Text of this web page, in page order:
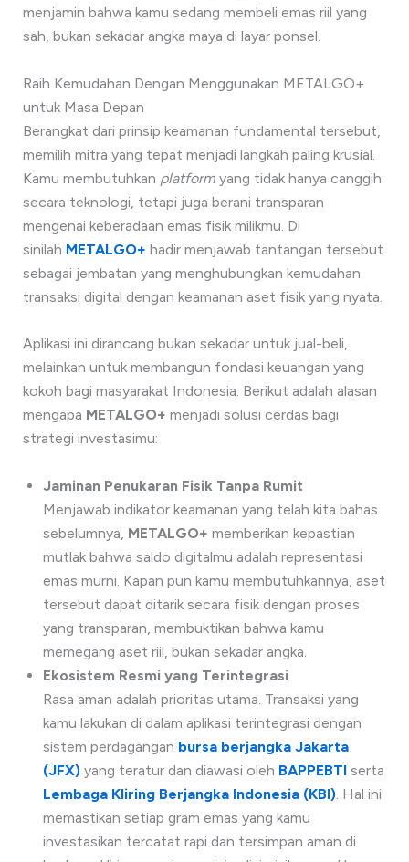
menjamin bahwa kamu sedang membeli emas riil yang
sah, bukan sekadar angka maya di layar ponsel.
Raih Kemudahan Dengan Menggunakan METALGO+
untuk Masa Depan
Berangkat dari prinsip keamanan fundamental tersebut,
memilih mitra yang tepat menjadi langkah paling krusial.
Kamu membutuhkan platformyang tidak hanya canggih
secara teknologi, tetapi juga berani transparan
mengenai keberadaan emas fisik milikmu. Di
sinilah METALGO+ hadir menjawab tantangan tersebut
sebagai jembatan yang menghubungkan kemudahan
transaksi digital dengan keamanan aset fisik yang nyata.
Aplikasi ini dirancang bukan sekadar untuk jual-beli,
melainkan untuk membangun fondasi keuangan yang
kokoh bagi masyarakat Indonesia. Berikut adalah alasan
mengapa METALGO+ menjadi solusi cerdas bagi
strategi investasimu:
Jaminan Penukaran Fisik Tanpa Rumit
Menjawab indikator keamanan yang telah kita bahas
sebelumnya, METALGO+ memberikan kepastian
mutlak bahwa saldo digitalmu adalah representasi
emas murni. Kapan pun kamu membutuhkannya, aset
tersebut dapat ditarik secara fisik dengan proses
yang transparan, membuktikan bahwa kamu
memegang aset riil, bukan sekadar angka.
Ekosistem Resmi yang Terintegrasi
Rasa aman adalah prioritas utama. Transaksi yang
kamu lakukan di dalam aplikasi terintegrasi dengan
sistem perdagangan bursa berjangka Jakarta
(JFX)yang teratur dan diawasi oleh BAPPEBTIserta
Lembaga Kliring Berjangka Indonesia (KBI). Hal ini
memastikan setiap gram emas yang kamu
investasikan tercatat rapi dan tersimpan aman di